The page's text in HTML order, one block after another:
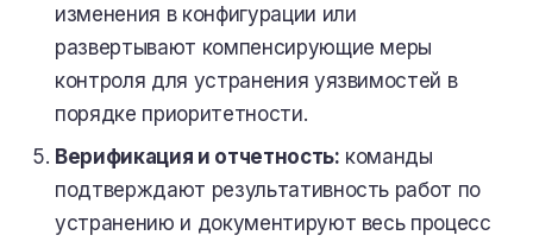
изменения в конфигурации или
развертывают компенсирующие меры
контроля для устранения уязвимостей в
порядке приоритетности.
Верификация и отчетность: команды
подтверждают результативность работ по
устранению и документируют весь процесс